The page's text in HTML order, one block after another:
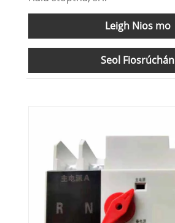
Leigh Nios mo
Seol Fiosrúchán